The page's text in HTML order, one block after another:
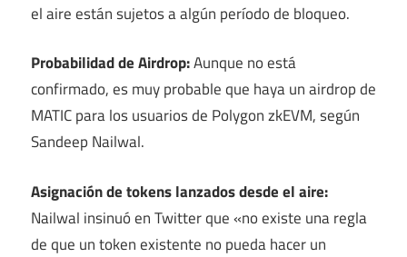
el aire están sujetos a algún período de bloqueo.
Probabilidad de Airdrop:Aunque no está
confirmado, es muy probable que haya un airdrop de
MATIC para los usuarios de Polygon zkEVM, según
Sandeep Nailwal.
Asignación de tokens lanzados desde el aire:
Nailwal insinuó en Twitter que «no existe una regla
de que un token existente no pueda hacer un